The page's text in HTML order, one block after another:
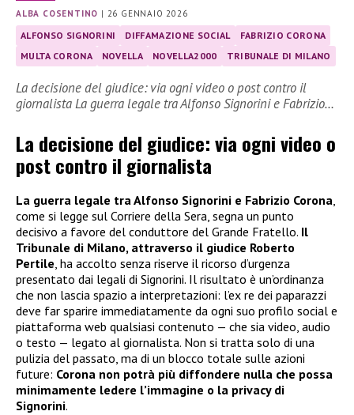
ALBA COSENTINO | 26 GENNAIO 2026
ALFONSO SIGNORINI DIFFAMAZIONE SOCIAL
FABRIZIO CORONA
MULTA CORONA
NOVELLA NOVELLA2000 TRIBUNALE DI MILANO
La decisione del giudice: via ogni video o post contro il
giornalista La guerra legale tra Alfonso Signorini e Fabrizio…
La decisione del giudice: via ogni video o
post contro il giornalista
La guerra legale tra Alfonso Signorini e Fabrizio Corona,
come si legge sul Corriere della Sera, segna un punto
decisivo a favore del conduttore del Grande Fratello. Il
Tribunale di Milano, attraverso il giudice Roberto
Pertile, ha accolto senza riserve il ricorso d’urgenza
presentato dai legali di Signorini. Il risultato è un’ordinanza
che non lascia spazio a interpretazioni: l’ex re dei paparazzi
deve far sparire immediatamente da ogni suo profilo social e
piattaforma web qualsiasi contenuto — che sia video, audio
o testo — legato al giornalista. Non si tratta solo di una
pulizia del passato, ma di un blocco totale sulle azioni
future: Corona non potrà più diffondere nulla che possa
minimamente ledere l’immagine o la privacy di
Signorini.